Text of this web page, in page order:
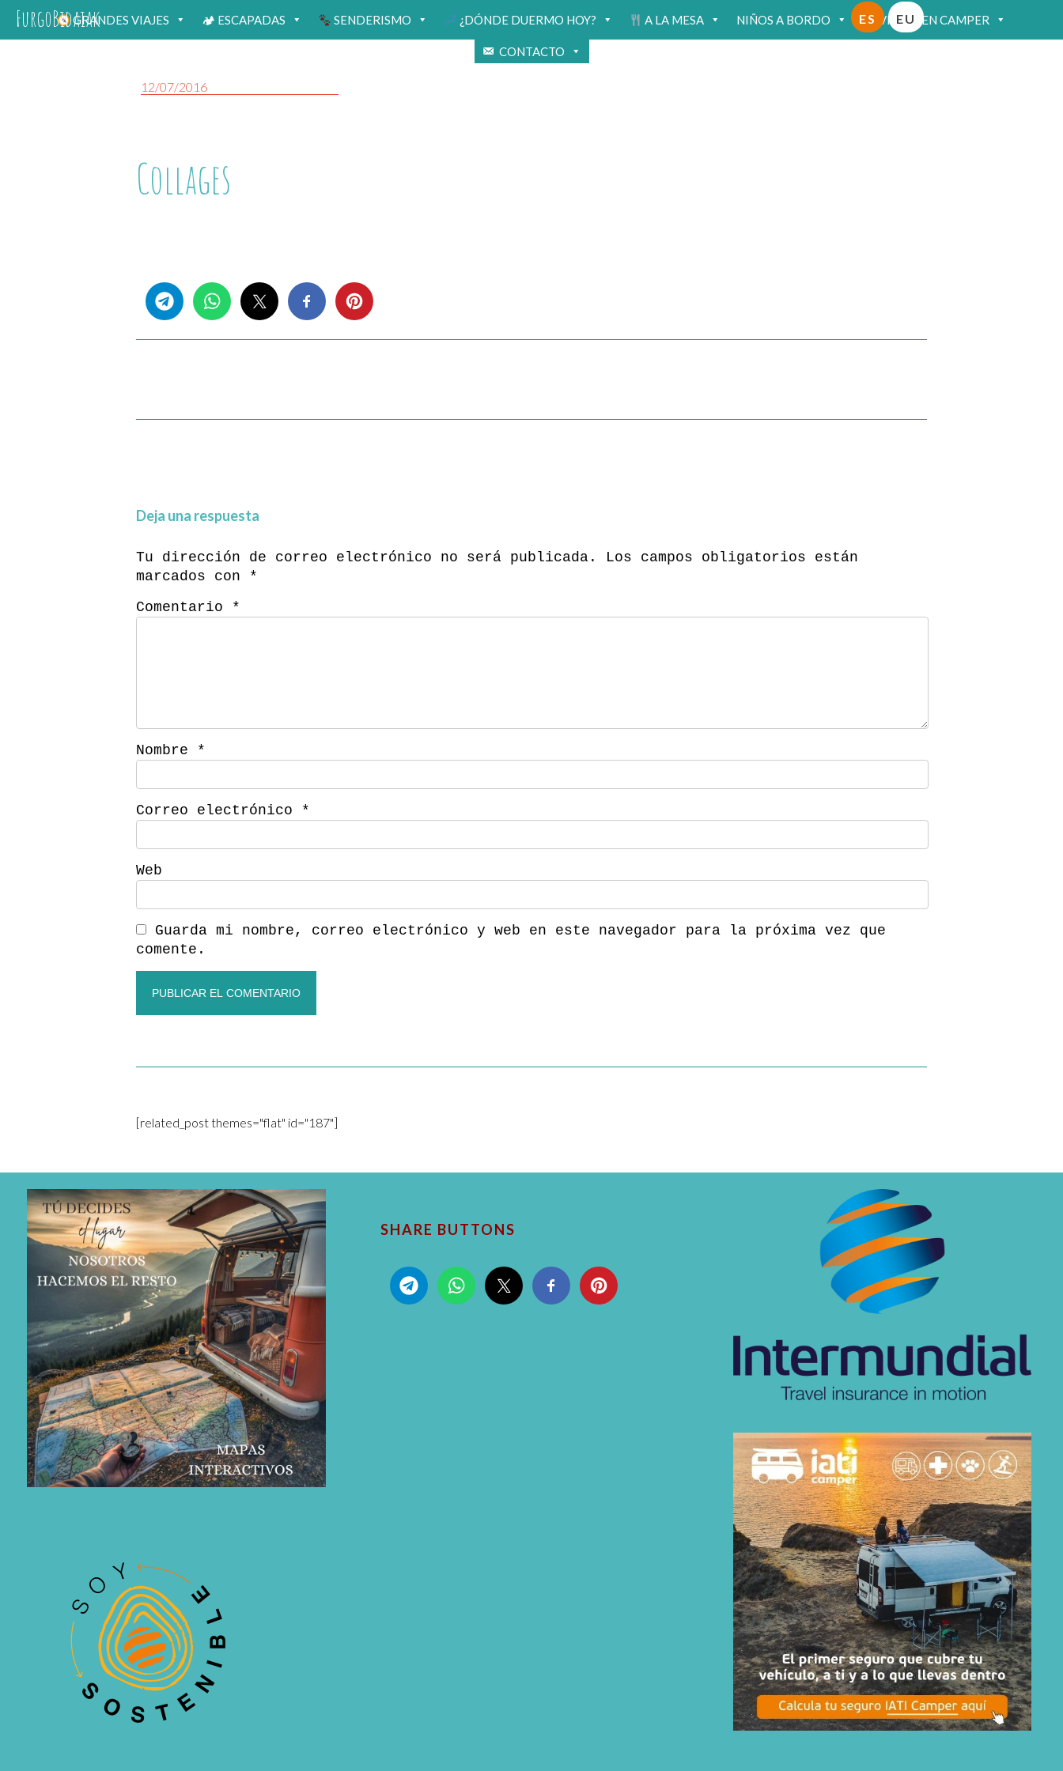
FurgoBidaiakGRANDES VIAJES 🏕 ESCAPADAS SENDERISMO ¿DÓNDE DUERMO HOY? A LA MESA NIÑOS A BORDO VIAJAR EN CAMPER
CONTACTO
ES EU
12/07/2016
Collages
Deja una respuesta
Tu dirección de correo electrónico no será publicada.
Los campos obligatorios están
marcados con *
Comentario *
Nombre *
Correo electrónico *
Web
Guarda mi nombre, correo electrónico y web en este navegador para la próxima vez que
comente.
[related_post themes="flat" id="187"]
SHARE BUTTONS